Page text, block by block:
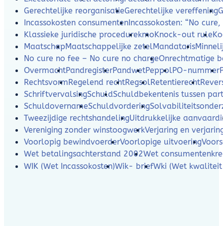
Gerechtelijke reorganisatieGerechtelijke vereffening
Incassokosten consumentenIncassokosten: “No
Klassieke juridische procedurekmoKnock-out rule
MaatschapMaatschappelijke zetelMandataris
No cure no fee – No cure no chargeOnrechtmatige
OvermachtPandregisterPandwetPeppolPO-nummer
RechtsvormRegelend rechtRegsolRetentierecht
SchriftvervalsingSchuldSchuldbekentenis tussen
SchuldovernameSchuldvordering
Tweezijdige rechtshandelingUitdrukkelijke
Vereniging zonder winstoogwerkVerjaring en
Voorlopig bewindvoerderVoorlopige uitvoering
Wet betalingsachterstand 2002Wet
WIK (Wet Incassokosten)Wik- briefWki (Wet kwaliteit